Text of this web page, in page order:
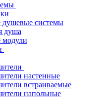
душевые системы
душа
модули
настенные
встраиваемые
напольные